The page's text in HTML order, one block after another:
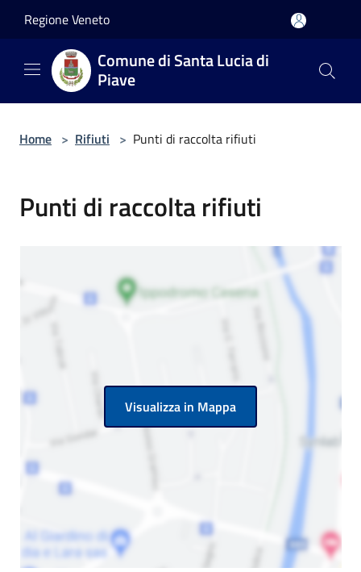
Regione Veneto
Comune di Santa Lucia di
Piave
Home > Rifiuti > Punti di raccolta rifiuti
Punti di raccolta rifiuti
Visualizza in Mappa